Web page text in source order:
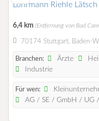
Lohrmann Riehle
6,4 km (Entfernung von Bad
70174 Stuttgart, Baden-
Branchen: Ärzte
Industrie
Für wen:
AG / SE / GmbH / UG